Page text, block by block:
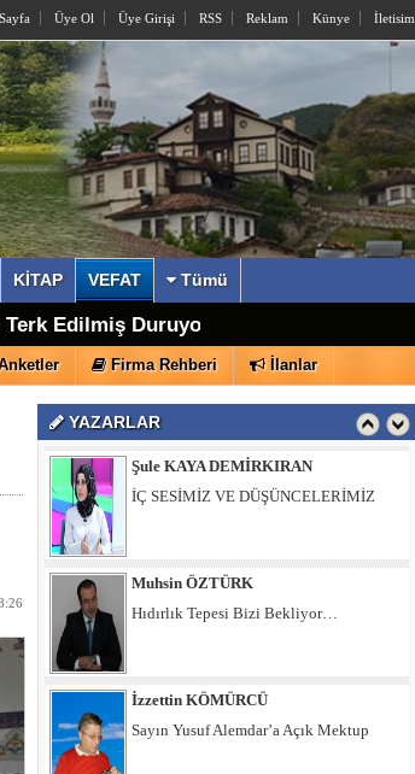
Üye Ol Üye Girişi RSS Reklam Künye İletisim
KİTAP VEFAT Tümü
Terk Edilmiş Duruyor
İlçe Başkanı Oldu
Firma Rehberi İlanlar
YAZARLAR
İzzettin KÖMÜRCÜ
Sayın Yusuf Alemdar’a Açık Mektup
Şule KAYA DEMİRKIRAN
İÇ SESİMİZ VE DÜŞÜNCELERİMİZ
Muhsin ÖZTÜRK
Hıdırlık Tepesi Bizi Bekliyor…
İzzettin KÖMÜRCÜ
Sayın Yusuf Alemdar’a Açık Mektup
Şule KAYA DEMİRKIRAN
İÇ SESİMİZ VE DÜŞÜNCELERİMİZ